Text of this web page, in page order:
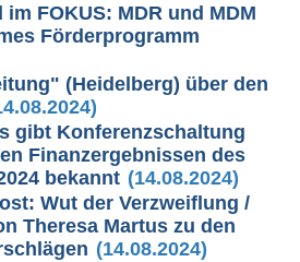
FOKUS: MDR und MDM
Förderprogramm
(Heidelberg) über den
gibt Konferenzschaltung
Finanzergebnissen des
bekannt (14.08.2024)
Wut der Verzweiflung /
Theresa Martus zu den
(14.08.2024)